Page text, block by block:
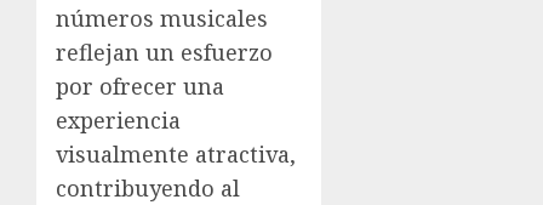
números musicales
reflejan un esfuerzo
por ofrecer una
experiencia
visualmente atractiva,
contribuyendo al